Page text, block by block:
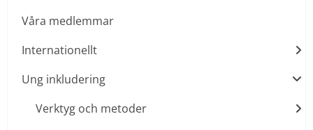
Våra medlemmar
Internationellt
Ung inkludering
Verktyg och metoder